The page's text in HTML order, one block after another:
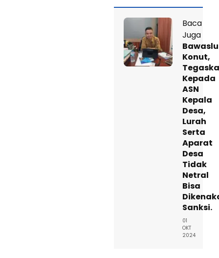
Baca
Juga
Bawaslu
Konut,
Kepada
ASN
Kepala
Desa,
Lurah
Serta
Aparat
Desa
Tidak
Netral
Bisa
Sanksi.
01
OKT
2024